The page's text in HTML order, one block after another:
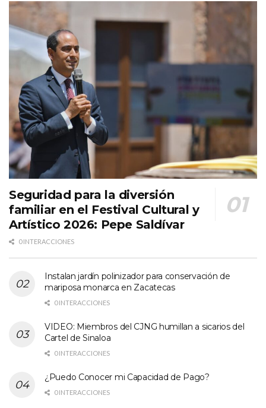
Seguridad para la diversión
familiar en el Festival Cultural y
Artístico 2026: Pepe Saldívar
0 INTERACCIONES
Instalan jardín polinizador para conservación de
mariposa monarca en Zacatecas
0 INTERACCIONES
VIDEO: Miembros del CJNG humillan a sicarios del
Cartel de Sinaloa
0 INTERACCIONES
¿Puedo Conocer mi Capacidad de Pago?
0 INTERACCIONES